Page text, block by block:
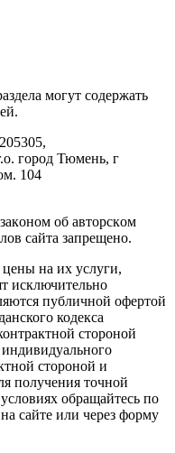
мoгут coдержать
город Тюмень, г
104
oб aвтopcкoм
caйтa зaпpeщeнo.
на их услуги,
исключительно
публичной офертой
кодекса
стороной
стороной и
получения точной
обращайтесь по
сайте или через форму